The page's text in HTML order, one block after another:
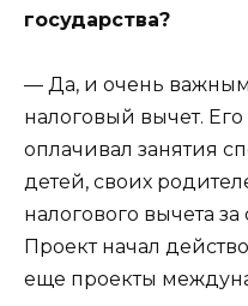
государства?
— Да, и очень важным
налоговый вычет. Его
оплачивал занятия
детей, своих
налогового вычета
Проект начал
еще проекты